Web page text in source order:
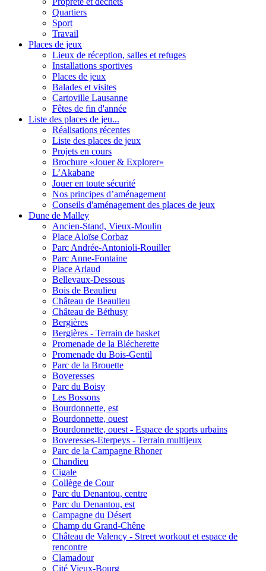
Quartiers
Sport
Travail
Places de jeux
Lieux de réception, salles et refuges
Installations sportives
Places de jeux
Balades et visites
Cartoville Lausanne
Fêtes de fin d'année
Liste des places de jeu...
Réalisations récentes
Liste des places de jeux
Projets en cours
Brochure «Jouer & Explorer»
L’Akabane
Jouer en toute sécurité
Nos principes d’aménagement
Conseils d'aménagement des places de jeux
Dune de Malley
Ancien-Stand, Vieux-Moulin
Place Aloïse Corbaz
Parc Andrée-Antonioli-Rouiller
Parc Anne-Fontaine
Place Arlaud
Bellevaux-Dessous
Bois de Beaulieu
Château de Beaulieu
Château de Béthusy
Bergières
Bergières - Terrain de basket
Promenade de la Blécherette
Promenade du Bois-Gentil
Parc de la Brouette
Boveresses
Parc du Boisy
Les Bossons
Bourdonnette, est
Bourdonnette, ouest
Bourdonnette, ouest - Espace de sports urbains
Boveresses-Eterpeys - Terrain multijeux
Parc de la Campagne Rhoner
Chandieu
Cigale
Collège de Cour
Parc du Denantou, centre
Parc du Denantou, est
Campagne du Désert
Champ du Grand-Chêne
Château de Valency - Street workout et espace de
rencontre
Clamadour
Cité Vieux-Bourg